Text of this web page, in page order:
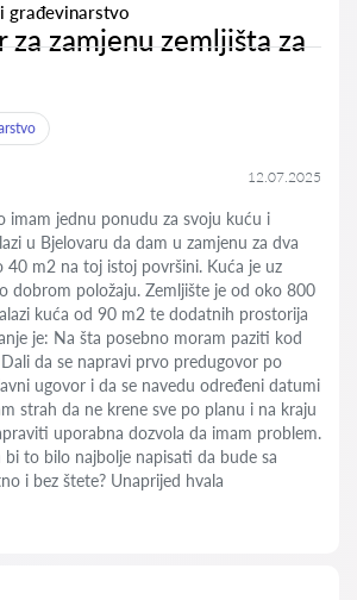
građevinarstvo
za zamjenu zemljišta za
12.07.2025
imam jednu ponudu za svoju kuću i
u Bjelovaru da dam u zamjenu za dva
40 m2 na toj istoj površini. Kuća je uz
dobrom položaju. Zemljište je od oko 800
kuća od 90 m2 te dodatnih prostorija
je: Na šta posebno moram paziti kod
da se napravi prvo predugovor po
ugovor i da se navedu određeni datumi
strah da ne krene sve po planu i na kraju
uporabna dozvola da imam problem.
bi to bilo najbolje napisati da bude sa
i bez štete? Unaprijed hvala